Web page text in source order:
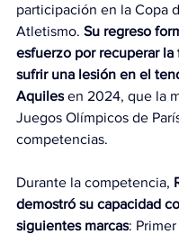
participación en la Copa
Atletismo. Su regreso
esfuerzo por recuperar la
sufrir una lesión en el
Aquiles en 2024, que la
Juegos Olímpicos de
competencias.
Durante la competencia,
demostró su capacidad
siguientes marcas: